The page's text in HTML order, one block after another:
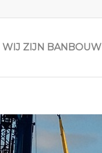
WIJ ZIJN BANBOUW